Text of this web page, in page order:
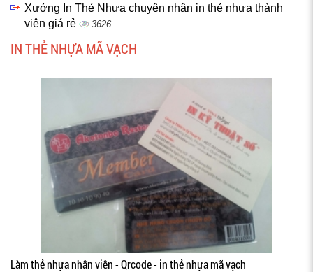
Xưởng In Thẻ Nhựa chuyên nhận in thẻ nhựa thành
viên giá rẻ
3626
IN THẺ NHỰA MÃ VẠCH
Làm thẻ nhựa nhân viên - Qrcode - in thẻ nhựa mã vạch